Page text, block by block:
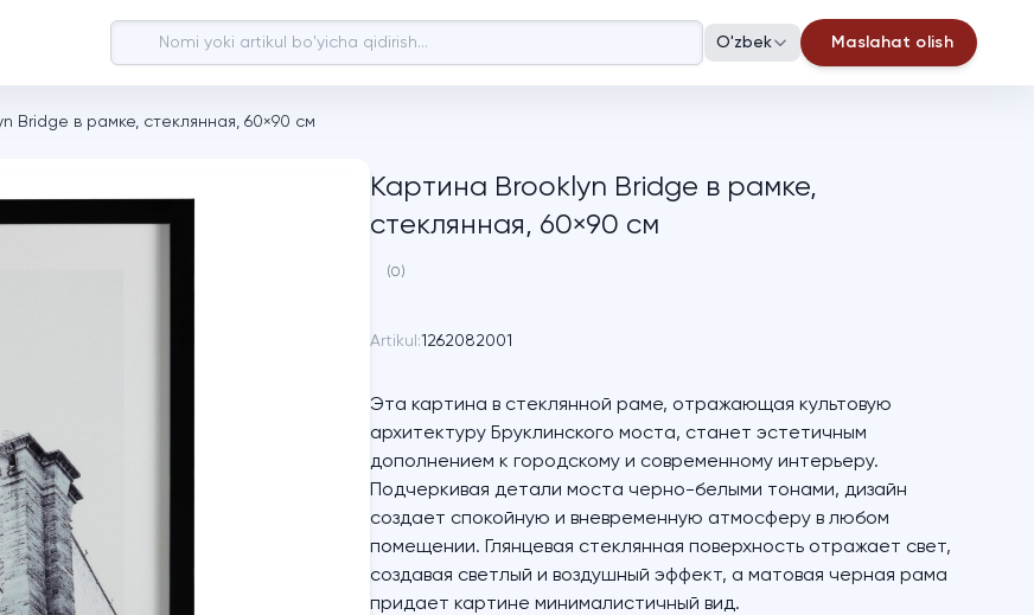
O'zbek Maslahat olish
Bridge в рамке, стеклянная, 60×90 см
Картина Brooklyn Bridge в рамке,
стеклянная, 60×90 см
(0)
Artikul:1262082001
Эта картина в стеклянной раме, отражающая культовую
архитектуру Бруклинского моста, станет эстетичным
дополнением к городскому и современному интерьеру.
Подчеркивая детали моста черно-белыми тонами, дизайн
создает спокойную и вневременную атмосферу в любом
помещении. Глянцевая стеклянная поверхность отражает свет,
создавая светлый и воздушный эффект, а матовая черная рама
придает картине минималистичный вид.